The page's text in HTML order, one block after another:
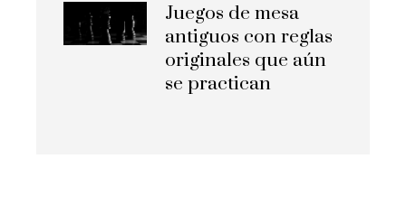
Juegos de mesa
antiguos con reglas
originales que aún
se practican